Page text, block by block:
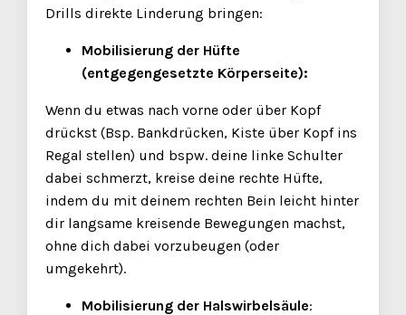
Drills direkte Linderung bringen:
Mobilisierung der Hüfte
(entgegengesetzte Körperseite):
Wenn du etwas nach vorne oder über Kopf
drückst (Bsp. Bankdrücken, Kiste über Kopf ins
Regal stellen) und bspw. deine linke Schulter
dabei schmerzt, kreise deine rechte Hüfte,
indem du mit deinem rechten Bein leicht hinter
dir langsame kreisende Bewegungen machst,
ohne dich dabei vorzubeugen (oder
umgekehrt).
Mobilisierung der Halswirbelsäule: